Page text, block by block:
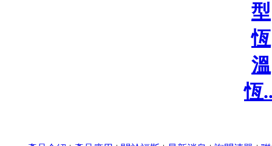
型
恆
溫
恆